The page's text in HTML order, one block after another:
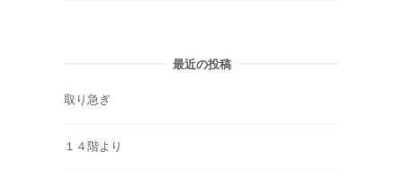
最近の投稿
取り急ぎ
１４階より